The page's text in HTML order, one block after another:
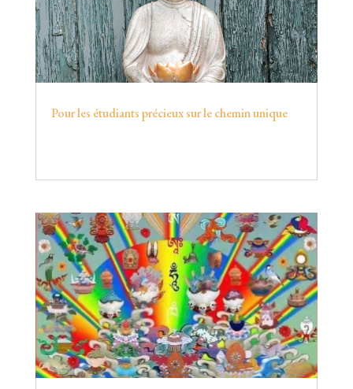
Pour les étudiants précieux sur le chemin unique